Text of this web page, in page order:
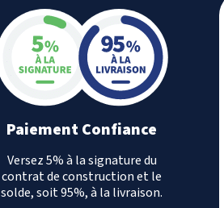
Paiement Confiance
Versez 5% à la signature du
contrat de construction et le
solde, soit 95%, à la livraison.